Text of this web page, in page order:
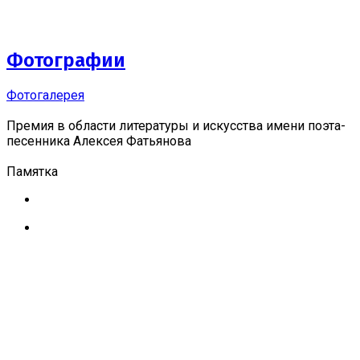
Фотографии
Фотогалерея
Премия в области литературы и искусства имени поэта-
песенника Алексея Фатьянова
Памятка